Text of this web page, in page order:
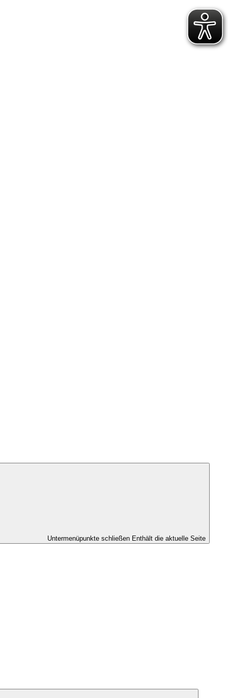
Untermenüpunkte schließen Enthält die aktuelle Seite